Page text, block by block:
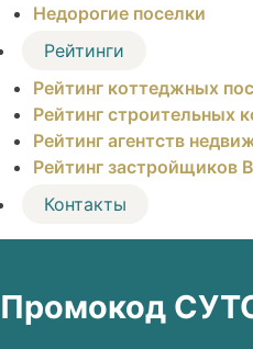
Недорогие поселки
Рейтинги
Рейтинг коттеджных
Рейтинг строительных
Рейтинг агентств
Рейтинг застройщиков
Контакты
Промокод